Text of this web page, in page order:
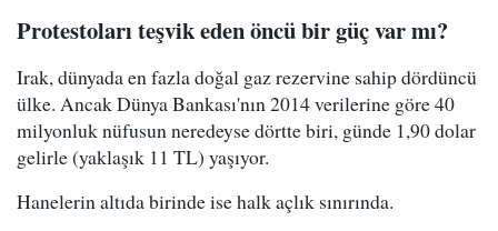
Protestoları teşvik eden öncü bir güç var mı?
Irak, dünyada en fazla doğal gaz rezervine sahip dördüncü
ülke. Ancak Dünya Bankası'nın 2014 verilerine göre 40
milyonluk nüfusun neredeyse dörtte biri, günde 1,90 dolar
gelirle (yaklaşık 11 TL) yaşıyor.
Hanelerin altıda birinde ise halk açlık sınırında.